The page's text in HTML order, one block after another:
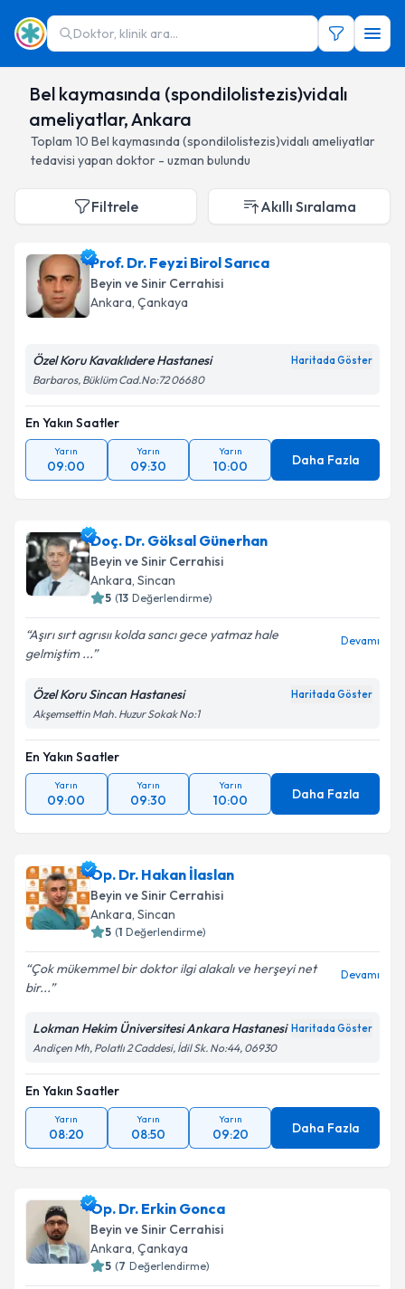
Doktor, klinik ara...
Bel kaymasında (spondilolistezis)vidalı
ameliyatlar, Ankara
Toplam 10 Bel kaymasında (spondilolistezis)vidalı ameliyatlar
tedavisi yapan doktor - uzman bulundu
Filtrele Akıllı Sıralama
Prof. Dr. Feyzi Birol Sarıca
Beyin ve Sinir Cerrahisi
Ankara, Çankaya
Özel Koru Kavaklıdere Hastanesi Haritada Göster
Barbaros, Büklüm Cad.No:72 06680
En Yakın Saatler
Yarın
09:00
Yarın
09:30
Yarın
10:00 Daha Fazla
Doç. Dr. Göksal Günerhan
Beyin ve Sinir Cerrahisi
Ankara, Sincan
5 (13 Değerlendirme)
Aşırı sırt agrısıı kolda sancı gece yatmaz hale
gelmiştim ...
Devamı
Özel Koru Sincan Hastanesi Haritada Göster
Akşemsettin Mah. Huzur Sokak No:1
En Yakın Saatler
Yarın
09:00
Yarın
09:30
Yarın
10:00 Daha Fazla
Op. Dr. Hakan İlaslan
Beyin ve Sinir Cerrahisi
Ankara, Sincan
5 (1 Değerlendirme)
Çok mükemmel bir doktor ilgi alakalı ve herşeyi net
bir...
Devamı
Lokman Hekim Üniversitesi Ankara Hastanesi Haritada Göster
Andiçen Mh, Polatlı 2 Caddesi, İdil Sk. No:44, 06930
En Yakın Saatler
Yarın
08:20
Yarın
08:50
Yarın
09:20 Daha Fazla
Op. Dr. Erkin Gonca
Beyin ve Sinir Cerrahisi
Ankara, Çankaya
5 (7 Değerlendirme)